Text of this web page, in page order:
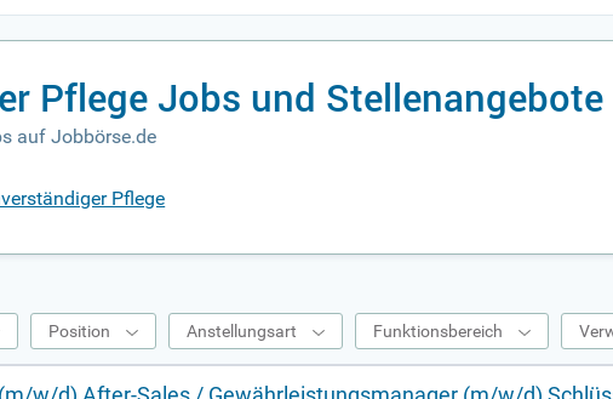
Pflege Jobs und Stellenangebote
auf Jobbörse.de
Pflege
Position Anstellungsart Funktionsbereich